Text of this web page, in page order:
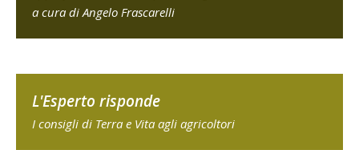
a cura di Angelo Frascarelli
L'Esperto risponde
I consigli di Terra e Vita agli agricoltori